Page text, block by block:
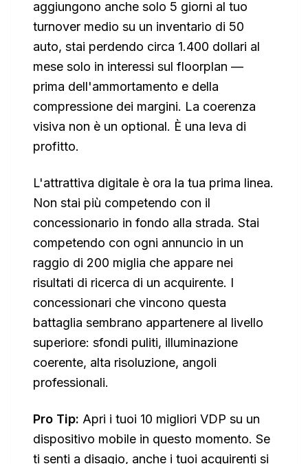
aggiungono anche solo 5 giorni al tuo
turnover medio su un inventario di 50
auto, stai perdendo circa 1.400 dollari al
mese solo in interessi sul floorplan —
prima dell'ammortamento e della
compressione dei margini. La coerenza
visiva non è un optional. È una leva di
profitto.
L'attrattiva digitale è ora la tua prima linea.
Non stai più competendo con il
concessionario in fondo alla strada. Stai
competendo con ogni annuncio in un
raggio di 200 miglia che appare nei
risultati di ricerca di un acquirente. I
concessionari che vincono questa
battaglia sembrano appartenere al livello
superiore: sfondi puliti, illuminazione
coerente, alta risoluzione, angoli
professionali.
Pro Tip: Apri i tuoi 10 migliori VDP su un
dispositivo mobile in questo momento. Se
ti senti a disagio, anche i tuoi acquirenti si